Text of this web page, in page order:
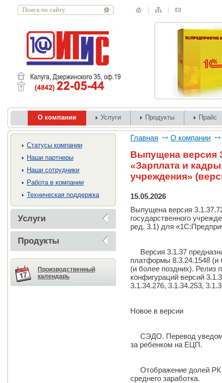
О компании Услуги Продукты Прайс
Cтатусы компании
Наши партнеры
Наши сотрудники
Работа в компании
Техническая поддержка
Услуги
Продукты
Производственный
календарь
Главная О компании
Выпущена версия
«Зарплата и
учреждения»
15.05.2026
Выпущена версия
государственного
ред. 3.1) для
Версия 3.1.37
платформы 8.3.24.1548 (и
(и более поздних). Релиз
конфигураций версий
3.1.34.276, 3.1.34.253,
Новое в версии
СЭДО. Перевод
за ребенком на ЕЦП.
Отображение долей РК
среднего заработка.